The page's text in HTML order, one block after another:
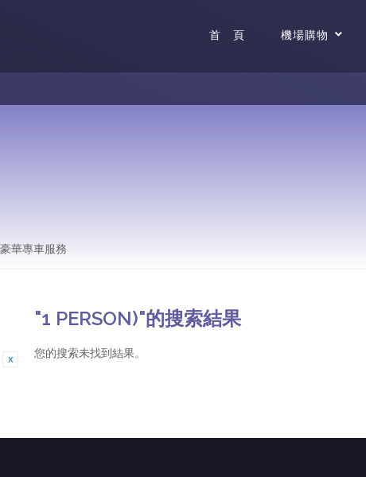
首 頁 機場購物
豪華專車服務
"1 PERSON)"的搜索結果
您的搜索未找到結果。